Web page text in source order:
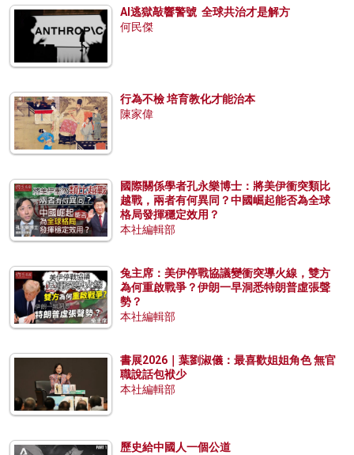
AI逃獄敲響警號 全球共治才是解方
何民傑
行為不檢 培育教化才能治本
陳家偉
國際關係學者孔永樂博士：將美伊衝突類比
越戰，兩者有何異同？中國崛起能否為全球
格局發揮穩定效用？
本社編輯部
兔主席：美伊停戰協議變衝突導火線，雙方
為何重啟戰爭？伊朗一早洞悉特朗普虛張聲
勢？
本社編輯部
書展2026｜葉劉淑儀：最喜歡姐姐角色 無官
職說話包袱少
本社編輯部
歷史給中國人一個公道